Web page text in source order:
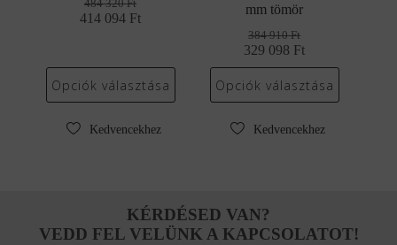
484 320Ft
Original
484
320 Ft.
414 094 Ft
Current
414
094 Ft.
Opciók választása
Kedvencekhez
mm tömör
384 910Ft
Original
price
was:
329 098 Ft
Current
price
is:
Opciók választása
Kedvencekhez
KÉRDÉSED VAN?
VEDD FEL VELÜNK A KAPCSOLATOT!